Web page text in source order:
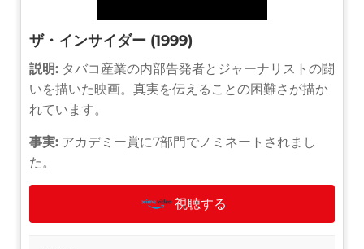
ザ・インサイダー (1999)
説明: タバコ産業の内部告発者とジャーナリストの闘
いを描いた映画。真実を伝えることの困難さが描か
れています。
事実: アカデミー賞に7部門でノミネートされまし
た。
視聴する